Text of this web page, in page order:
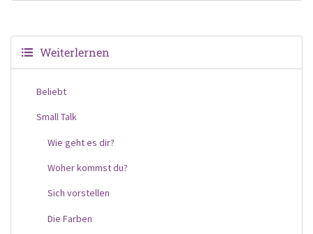
Weiterlernen
Beliebt
Small Talk
Wie geht es dir?
Woher kommst du?
Sich vorstellen
Die Farben